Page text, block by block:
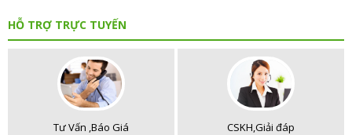
HỖ TRỢ TRỰC TUYẾN
Tư Vấn ,Báo Giá
CSKH,Giải đáp